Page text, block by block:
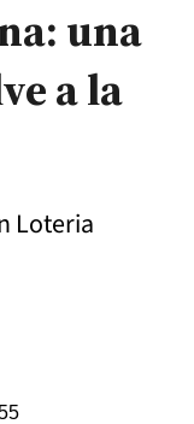
una
a la
Loteria